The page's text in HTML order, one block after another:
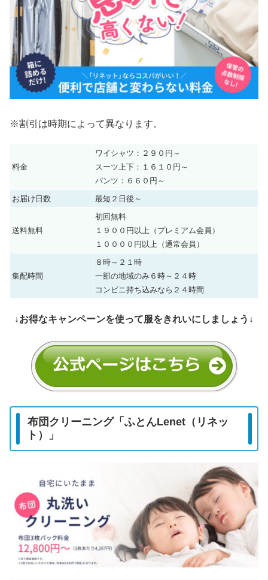
※割引は時期によって異なります。
料金
ワイシャツ：２９０円～
スーツ上下：１６１０円～
パンツ：６６０円～
お届け日数
最短２日後～
送料無料
初回無料
１９００円以上（プレミアム会員）
１００００円以上（通常会員）
集配時間
８時～２１時
一部の地域のみ６時～２４時
コンビニ持ち込みなら２４時間
↓お得なキャンペーンを使って服をきれいにしましょう↓
布団クリーニング「ふとんLenet（リネッ
ト）」